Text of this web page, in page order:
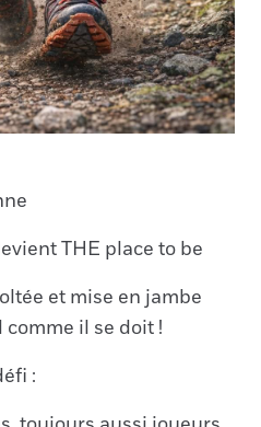
THE place to be
et mise en jambe
il se doit !
: